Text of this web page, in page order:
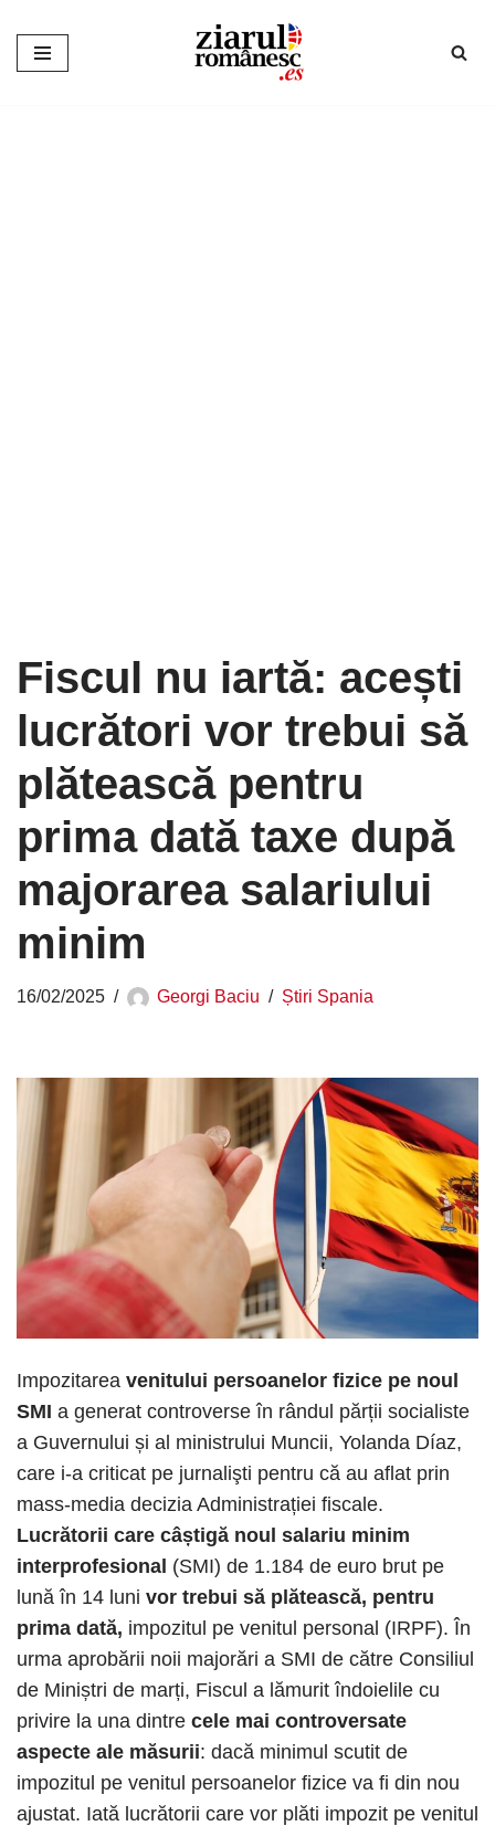
Sari
Fiscul nu iartă: acești
lucrători vor trebui să
plătească pentru
prima dată taxe după
majorarea salariului
minim
16/02/2025 Georgi Baciu Știri Spania
Impozitarea venitului persoanelor fizice pe noul
SMI a generat controverse în rândul părții socialiste
a Guvernului și al ministrului Muncii, Yolanda Díaz,
care i-a criticat pe jurnalişti pentru că au aflat prin
mass-media decizia Administrației fiscale.
Lucrătorii care câștigă noul salariu minim
interprofesional (SMI) de 1.184 de euro brut pe
lună în 14 luni vor trebui să plătească, pentru
prima dată, impozitul pe venitul personal (IRPF). În
urma aprobării noii majorări a SMI de către Consiliul
de Miniștri de marți, Fiscul a lămurit îndoielile cu
privire la una dintre cele mai controversate
aspecte ale măsurii: dacă minimul scutit de
impozitul pe venitul persoanelor fizice va fi din nou
ajustat. Iată lucrătorii care vor plăti impozit pe venitul